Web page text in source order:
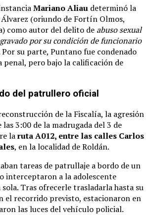
Mariano Aliau determinó la
(oriundo de Fortín Olmos,
como autor del delito de abuso sexual
por su condición de funcionario
Por su parte, Puntano fue condenado
penal, pero bajo la calificación de
del patrullero oficial
de la Fiscalía, la agresión
las 3:00 de la madrugada del 3 de
laruta A012, entre las calles Carlos
, en la localidad de Roldán.
tareas de patrullaje a bordo de un
interceptaron a la adolescente
Tras ofrecerle trasladarla hasta su
el recorrido previsto, estacionaron en
las luces del vehículo policial.